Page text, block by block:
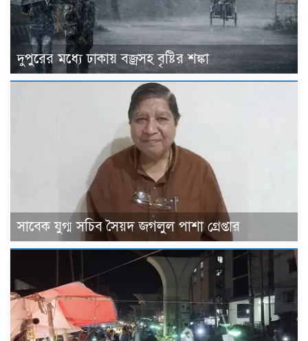
দুপুরের মধ্যে ঢাকায় বজ্রসহ বৃষ্টির শঙ্কা
সাবেক যুগ্ম সচিব সৈয়দ জগলুল পাশা গ্রেপ্তার